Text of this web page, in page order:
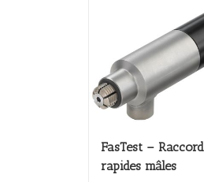
FasTest –
rapides mâles